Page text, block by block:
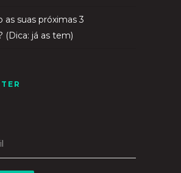
as suas próximas 3
(Dica: já as tem)